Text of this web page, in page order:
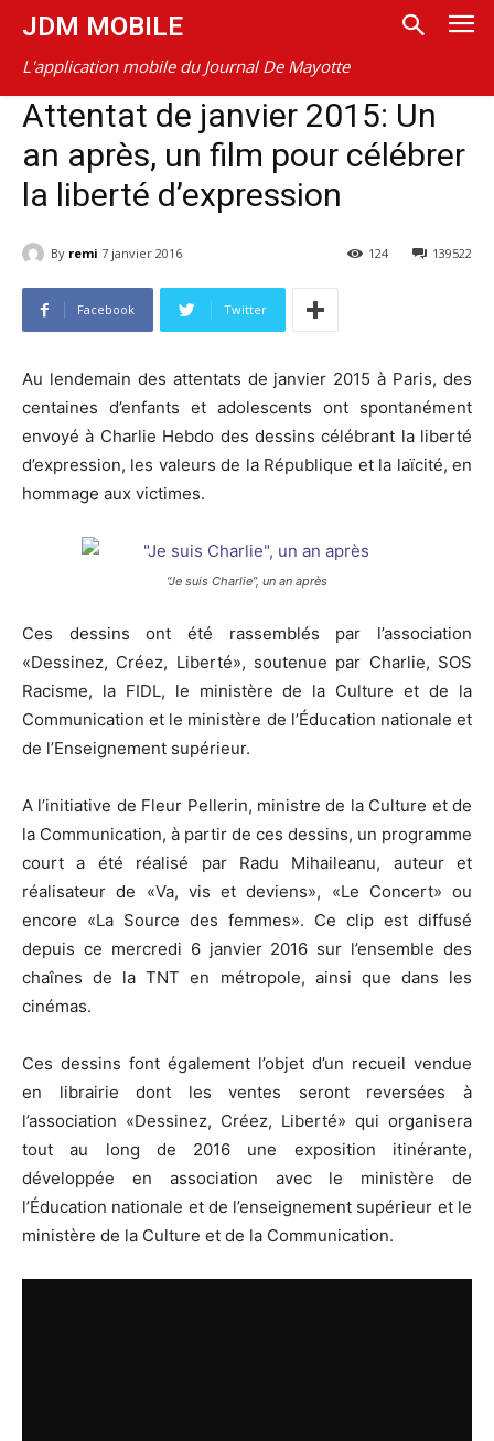
JDM MOBILE
L'application mobile du Journal De Mayotte
Attentat de janvier 2015: Un
an après, un film pour célébrer
la liberté d’expression
By remi 7 janvier 2016 139522
124
Facebook Twitter
Au lendemain des attentats de janvier 2015 à Paris, des
centaines d’enfants et adolescents ont spontanément
envoyé à Charlie Hebdo des dessins célébrant la liberté
d’expression, les valeurs de la République et la laïcité, en
hommage aux victimes.
“Je suis Charlie”, un an après
Ces dessins ont été rassemblés par l’association
«Dessinez, Créez, Liberté», soutenue par Charlie, SOS
Racisme, la FIDL, le ministère de la Culture et de la
Communication et le ministère de l’Éducation nationale et
de l’Enseignement supérieur.
A l’initiative de Fleur Pellerin, ministre de la Culture et de
la Communication, à partir de ces dessins, un programme
court a été réalisé par Radu Mihaileanu, auteur et
réalisateur de «Va, vis et deviens», «Le Concert» ou
encore «La Source des femmes». Ce clip est diffusé
depuis ce mercredi 6 janvier 2016 sur l’ensemble des
chaînes de la TNT en métropole, ainsi que dans les
cinémas.
Ces dessins font également l’objet d’un recueil vendue
en librairie dont les ventes seront reversées à
l’association «Dessinez, Créez, Liberté» qui organisera
tout au long de 2016 une exposition itinérante,
développée en association avec le ministère de
l’Éducation nationale et de l’enseignement supérieur et le
ministère de la Culture et de la Communication.